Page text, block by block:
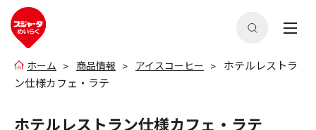
ホーム 商品情報 アイスコーヒー
ホテルレストラ
ン仕様カフェ・ラテ
ホテルレストラン仕様カフェ・ラテ